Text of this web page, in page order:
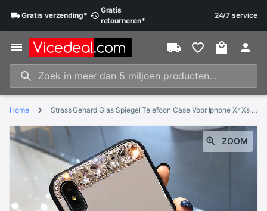
Gratisverzending*
Gratis
retourneren*
24/7 service
Home Strass Gehard Glas Spiegel Telefoon Case Voor Iphone Xr Xs Max Xr Sparkle Bling Diamond Back Cover Voor Iphone X 6 7 8 Plus
ZOOM